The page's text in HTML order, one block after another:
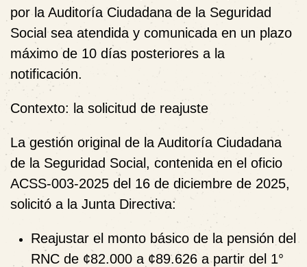
por la Auditoría Ciudadana de la Seguridad
Social sea atendida y comunicada en un plazo
máximo de 10 días posteriores a la
notificación.
Contexto: la solicitud de reajuste
La gestión original de la Auditoría Ciudadana
de la Seguridad Social, contenida en el oficio
ACSS-003-2025 del 16 de diciembre de 2025,
solicitó a la Junta Directiva:
Reajustar el monto básico de la pensión del
RNC de ¢82.000 a ¢89.626 a partir del 1°